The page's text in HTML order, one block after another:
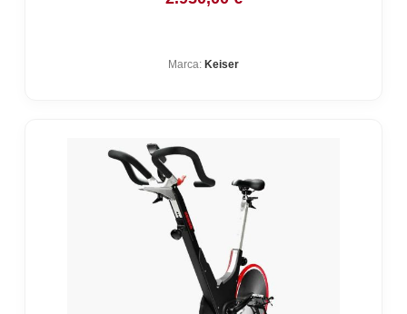
Marca: Keiser